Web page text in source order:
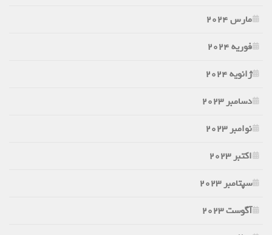
مارس 2024
فوریه 2024
ژانویه 2024
دسامبر 2023
نوامبر 2023
اکتبر 2023
سپتامبر 2023
آگوست 2023